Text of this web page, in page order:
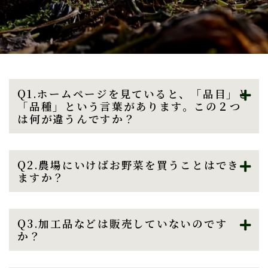
Q1.ホームページを見ていると、「品目」と
「品種」という言葉があります。この２つ
は何が違うんですか？
Q2.農場にいけばお野菜を買うことはでき
ますか？
Q3.加工品などは販売していないのです
か？